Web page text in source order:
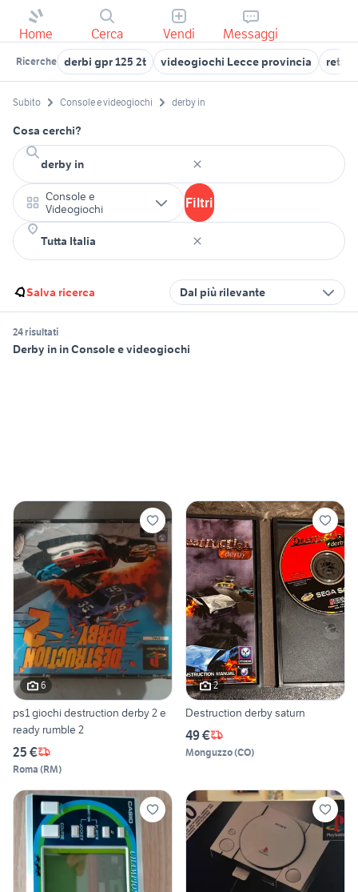
Home Cerca Vendi Messaggi
Ricerche derbi gpr 125 2t videogiochi Lecce provincia retro
Subito Console e videogiochi derby in
Cosa cerchi?
Console e
Videogiochi
Filtri
Salva ricerca Dal più rilevante
24 risultati
Derby in in Console e videogiochi
6
ps1 giochi destruction derby 2 e
ready rumble 2
25 €
Roma (RM)
2
Destruction derby saturn
49 €
Monguzzo(CO)